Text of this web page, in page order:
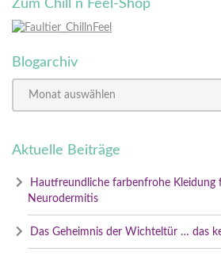
Zum Chill n Feel-Shop
Blogarchiv
Aktuelle Beiträge
Hautfreundliche farbenfrohe Kleidung
Neurodermitis
Das Geheimnis der Wichteltür … das